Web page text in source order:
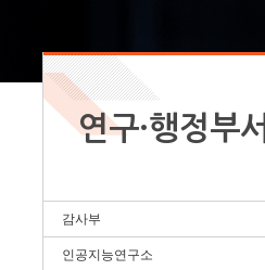
연구·행정부서
감사부
인공지능연구소